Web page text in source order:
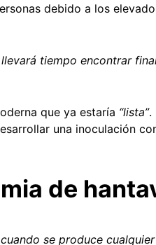
debido a los
tiempo encontrar
que ya estaría “lista”.
una inoculación
de
se produce